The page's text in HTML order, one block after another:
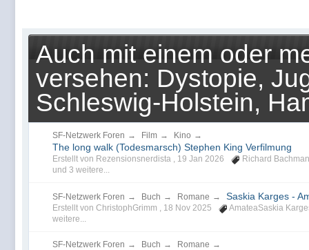
Auch mit einem oder
versehen: Dystopie,
Schleswig-Holstein,
SF-Netzwerk Foren → Film → Kino →
The long walk (Todesmarsch) Stephen King Verfilmung
Erstellt von Rezensionsnerdista , 19 Jan 2026
Richard
und 3 weitere...
SF-Netzwerk Foren → Buch → Romane → Saskia Karges -
Erstellt von ChristophGrimm , 18 Nov 2025
AmateaSaskia
weitere...
SF-Netzwerk Foren → Buch → Romane →